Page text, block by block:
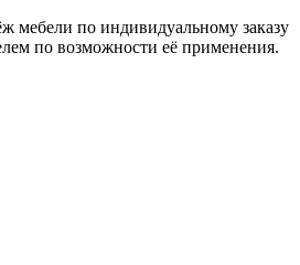
мебели по индивидуальному заказу
по возможности её применения.